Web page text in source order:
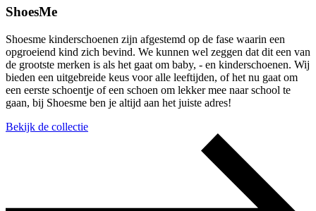
ShoesMe
Shoesme kinderschoenen zijn afgestemd op de fase waarin een
opgroeiend kind zich bevind. We kunnen wel zeggen dat dit een van
de grootste merken is als het gaat om baby, - en kinderschoenen. Wij
bieden een uitgebreide keus voor alle leeftijden, of het nu gaat om
een eerste schoentje of een schoen om lekker mee naar school te
gaan, bij Shoesme ben je altijd aan het juiste adres!
Bekijk de collectie